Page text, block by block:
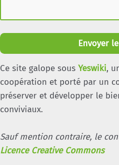
Envoyer
Ce site galope sous Yeswiki,
coopération et porté par un
préserver et développer le
conviviaux.
Sauf mention contraire, le
Licence Creative Commons